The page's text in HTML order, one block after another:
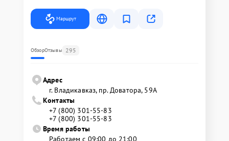
Маршрут
ОбзорОтзывы 295
Адрес
г. Владикавказ, пр. Доватора, 59А
Контакты
+7 (800) 301-55-83
+7 (800) 301-55-83
Время работы
Работаем с 09:00 до 21:00